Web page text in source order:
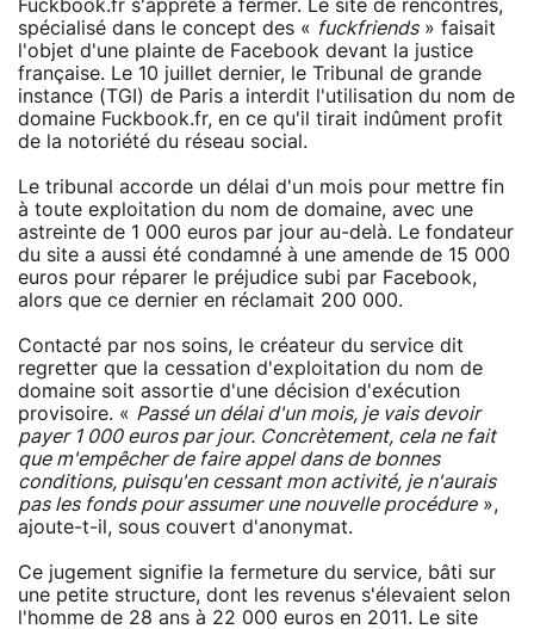
Fuckbook.fr s'apprête à fermer. Le site de rencontres,
spécialisé dans le concept des « fuckfriends» faisait
l'objet d'une plainte de Facebook devant la justice
française. Le 10 juillet dernier, le Tribunal de grande
instance (TGI) de Paris a interdit l'utilisation du nom de
domaine Fuckbook.fr, en ce qu'il tirait indûment profit
de la notoriété du réseau social.
Le tribunal accorde un délai d'un mois pour mettre fin
à toute exploitation du nom de domaine, avec une
astreinte de 1 000 euros par jour au-delà. Le fondateur
du site a aussi été condamné à une amende de 15 000
euros pour réparer le préjudice subi par Facebook,
alors que ce dernier en réclamait 200 000.
Contacté par nos soins, le créateur du service dit
regretter que la cessation d'exploitation du nom de
domaine soit assortie d'une décision d'exécution
provisoire. « Passé un délai d'un mois, je vais devoir
payer 1 000 euros par jour. Concrètement, cela ne fait
que m'empêcher de faire appel dans de bonnes
conditions, puisqu'en cessant mon activité, je n'aurais
pas les fonds pour assumer une nouvelle procédure»,
ajoute-t-il, sous couvert d'anonymat.
Ce jugement signifie la fermeture du service, bâti sur
une petite structure, dont les revenus s'élevaient selon
l'homme de 28 ans à 22 000 euros en 2011. Le site